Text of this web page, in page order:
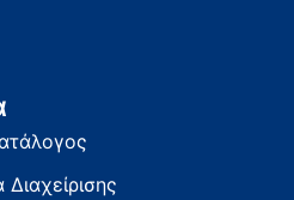
Διαχείρισης